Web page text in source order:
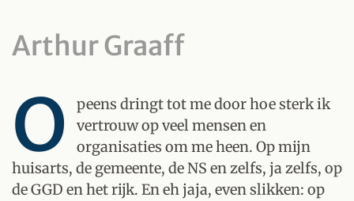
Arthur Graaff
O
peens dringt tot me door hoe sterk ik
vertrouw op veel mensen en
organisaties om me heen. Op mijn
huisarts, de gemeente, de NS en zelfs, ja zelfs, op
de GGD en het rijk. En eh jaja, even slikken: op